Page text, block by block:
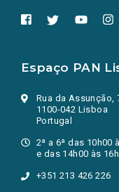
Espaço PAN
Rua da Assunção,
1100-042 Lisboa
Portugal
2ª a 6ª das 10h00
e das 14h00 às
+351 213 426 226